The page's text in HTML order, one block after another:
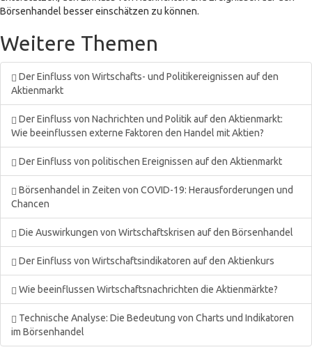
Börsenhandel besser einschätzen zu können.
Weitere Themen
Der Einfluss von Wirtschafts- und Politikereignissen auf den
Aktienmarkt
Der Einfluss von Nachrichten und Politik auf den Aktienmarkt:
Wie beeinflussen externe Faktoren den Handel mit Aktien?
Der Einfluss von politischen Ereignissen auf den Aktienmarkt
Börsenhandel in Zeiten von COVID-19: Herausforderungen und
Chancen
Die Auswirkungen von Wirtschaftskrisen auf den Börsenhandel
Der Einfluss von Wirtschaftsindikatoren auf den Aktienkurs
Wie beeinflussen Wirtschaftsnachrichten die Aktienmärkte?
Technische Analyse: Die Bedeutung von Charts und Indikatoren
im Börsenhandel